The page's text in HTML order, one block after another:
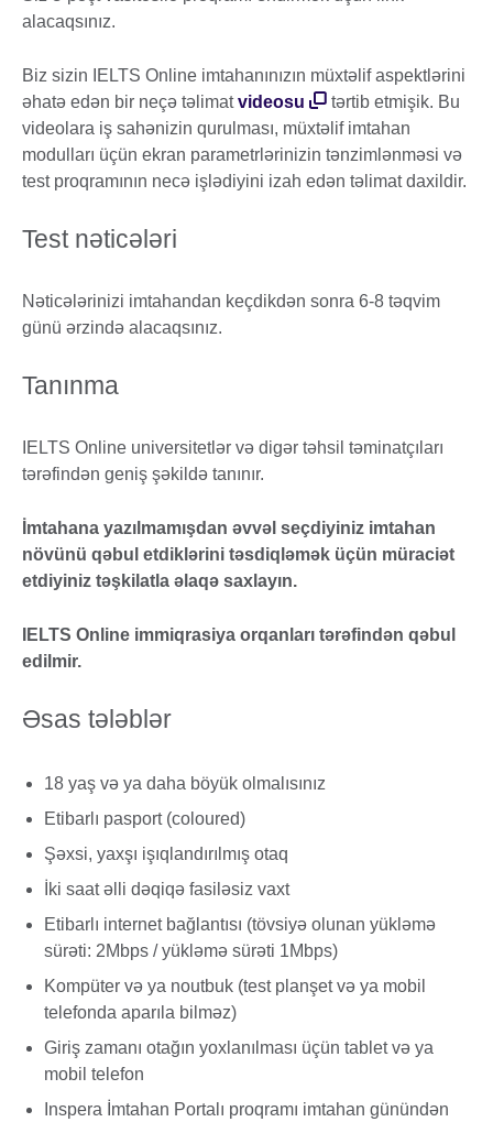
alacaqsınız.
Biz sizin IELTS Online imtahanınızın müxtəlif aspektlərini
əhatə edən bir neçə təlimatvideosu
tərtib etmişik. Bu
videolara iş sahənizin qurulması, müxtəlif imtahan
modulları üçün ekran parametrlərinizin tənzimlənməsi və
test proqramının necə işlədiyini izah edən təlimat daxildir.
Test nəticələri
Nəticələrinizi imtahandan keçdikdən sonra 6-8 təqvim
günü ərzində alacaqsınız.
Tanınma
IELTS Online universitetlər və digər təhsil təminatçıları
tərəfindən geniş şəkildə tanınır.
İmtahana yazılmamışdan əvvəl seçdiyiniz imtahan
növünü qəbul etdiklərini təsdiqləmək üçün müraciət
etdiyiniz təşkilatla əlaqə saxlayın.
IELTS Online immiqrasiya orqanları tərəfindən qəbul
edilmir.
Əsas tələblər
18 yaş və ya daha böyük olmalısınız
Etibarlı pasport (coloured)
Şəxsi, yaxşı işıqlandırılmış otaq
İki saat əlli dəqiqə fasiləsiz vaxt
Etibarlı internet bağlantısı (tövsiyə olunan yükləmə
sürəti: 2Mbps / yükləmə sürəti 1Mbps)
Kompüter və ya noutbuk (test planşet və ya mobil
telefonda aparıla bilməz)
Giriş zamanı otağın yoxlanılması üçün tablet və ya
mobil telefon
Inspera İmtahan Portalı proqramı imtahan günündən